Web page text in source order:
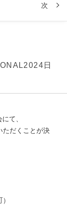
次
日
て、
ただくことが決